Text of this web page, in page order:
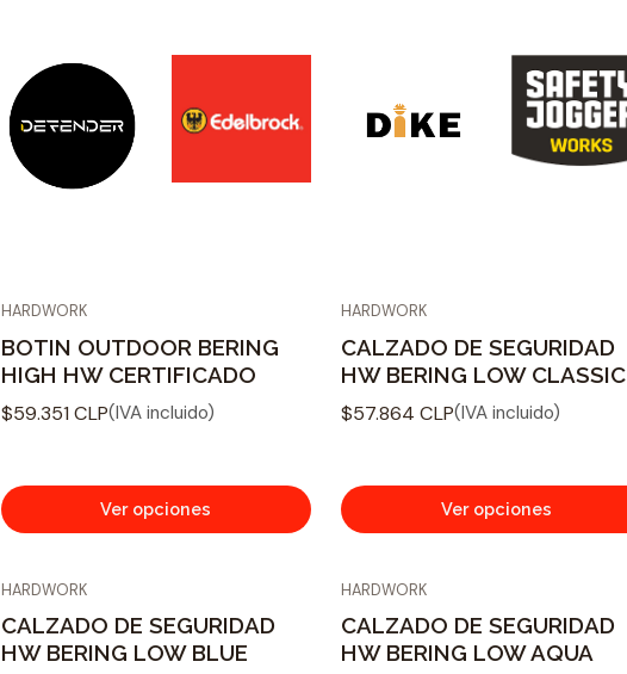
HARDWORK
BOTIN OUTDOOR BERING
HIGH HW CERTIFICADO
$59.351 CLP(IVA incluido)
Ver opciones
HARDWORK
CALZADO DE SEGURIDAD
HW BERING LOW CLASSIC
$57.864 CLP(IVA incluido)
Ver opciones
HARDWORK
CALZADO DE SEGURIDAD
HW BERING LOW BLUE
HARDWORK
CALZADO DE SEGURIDAD
HW BERING LOW AQUA